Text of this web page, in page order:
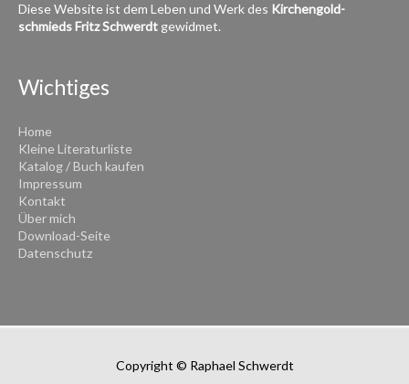
Diese Website ist dem Leben und Werk des Kirchen­­gold­
schmiedsFritz Schwerdt gewidmet.
Wichtiges
Home
Kleine Literaturliste
Katalog / Buch kaufen
Impressum
Kontakt
Über mich
Download-Seite
Datenschutz
Copyright © Raphael Schwerdt